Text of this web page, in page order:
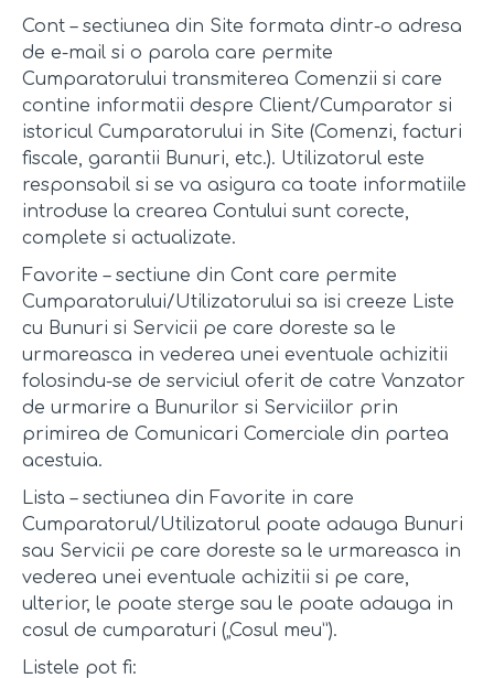
Cont – sectiunea din Site formata dintr-o adresa
de e-mail si o parola care permite
Cumparatorului transmiterea Comenzii si care
contine informatii despre Client/Cumparator si
istoricul Cumparatorului in Site (Comenzi, facturi
fiscale, garantii Bunuri, etc.). Utilizatorul este
responsabil si se va asigura ca toate informatiile
introduse la crearea Contului sunt corecte,
complete si actualizate.
Favorite – sectiune din Cont care permite
Cumparatorului/Utilizatorului sa isi creeze Liste
cu Bunuri si Servicii pe care doreste sa le
urmareasca in vederea unei eventuale achizitii
folosindu-se de serviciul oferit de catre Vanzator
de urmarire a Bunurilor si Serviciilor prin
primirea de Comunicari Comerciale din partea
acestuia.
Lista – sectiunea din Favorite in care
Cumparatorul/Utilizatorul poate adauga Bunuri
sau Servicii pe care doreste sa le urmareasca in
vederea unei eventuale achizitii si pe care,
ulterior, le poate sterge sau le poate adauga in
cosul de cumparaturi („Cosul meu”).
Listele pot fi: